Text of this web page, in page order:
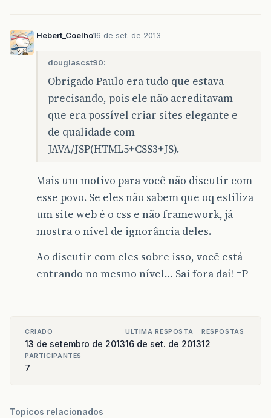
Hebert_Coelho16 de set. de 2013
douglascst90:
Obrigado Paulo era tudo que estava
precisando, pois ele não acreditavam
que era possível criar sites elegante e
de qualidade com
JAVA/JSP(HTML5+CSS3+JS).
Mais um motivo para você não discutir com
esse povo. Se eles não sabem que oq estiliza
um site web é o css e não framework, já
mostra o nível de ignorância deles.
Ao discutir com eles sobre isso, você está
entrando no mesmo nível… Sai fora daí! =P
CRIADO
13 de setembro de 2013
ULTIMA RESPOSTA
16 de set. de 2013
RESPOSTAS
12
PARTICIPANTES
7
Topicos relacionados